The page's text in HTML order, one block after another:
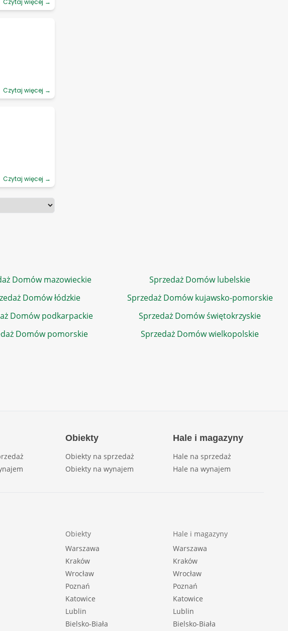
Czytaj więcej →
Czytaj więcej →
Czytaj więcej →
Domów mazowieckie
Sprzedaż Domów lubelskie
Domów łódzkie
Sprzedaż Domów kujawsko-pomorskie
Domów podkarpackie
Sprzedaż Domów świętokrzyskie
Domów pomorskie Sprzedaż Domów wielkopolskie
Obiekty
Obiekty na sprzedaż
Obiekty na wynajem
Hale i magazyny
Hale na sprzedaż
Hale na wynajem
Obiekty
Warszawa
Kraków
Wrocław
Poznań
Katowice
Lublin
Bielsko-Biała
Hale i magazyny
Warszawa
Kraków
Wrocław
Poznań
Katowice
Lublin
Bielsko-Biała